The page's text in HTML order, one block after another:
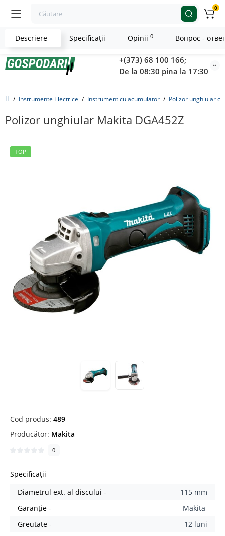
+(373) 68 100 166;
De la 08:30 pina la 17:30
0
Instrumente Electrice Instrument cu acumulator Polizor unghiular
Polizor unghiular Makita DGA452Z
TOP
Cod produs: 489
Producător: Makita
0
Specificații
Diametrul ext. al discului -
115 mm
Garanție -
Makita
Greutate -
12 luni
Descriere Specificaţii Opinii 0 Вопрос -